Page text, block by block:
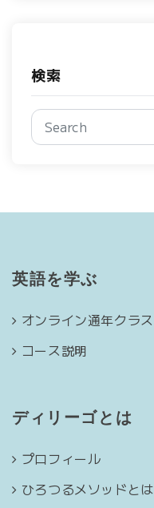
検索
英語を学ぶ
オンライン通年クラス
コース説明
ディリーゴとは
プロフィール
ひろつるメソッドとは